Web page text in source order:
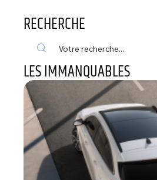
RECHERCHE
LES IMMANQUABLES